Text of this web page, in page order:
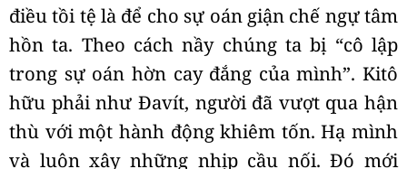
điều tồi tệ là để cho sự oán giận chế ngự tâm
hồn ta. Theo cách nầy chúng ta bị “cô lập
trong sự oán hờn cay đắng của mình”. Kitô
hữu phải như Đavít, người đã vượt qua hận
thù với một hành động khiêm tốn. Hạ mình
và luôn xây những nhịp cầu nối. Đó mới